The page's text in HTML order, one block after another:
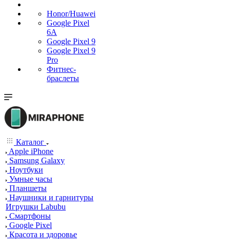
Honor/Huawei
Google Pixel
6A
Google Pixel 9
Google Pixel 9
Pro
Фитнес-
браслеты
Каталог
Apple iPhone
Samsung Galaxy
Ноутбуки
Умные часы
Планшеты
Наушники и гарнитуры
Игрушки Labubu
Смартфоны
Google Pixel
Красота и здоровье